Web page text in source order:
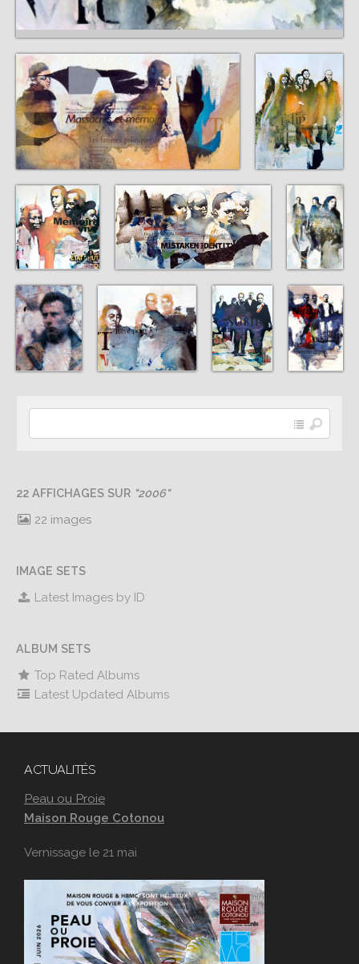
22 AFFICHAGES SUR "2006"
22 images
IMAGE SETS
Latest Images by ID
ALBUM SETS
Top Rated Albums
Latest Updated Albums
ACTUALITÉS
Peau ou Proie
Maison Rouge Cotonou
Vernissage le 21 mai